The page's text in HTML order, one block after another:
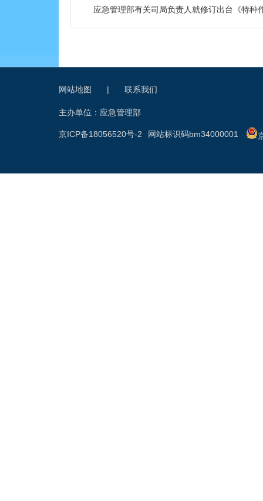
应急管理部有关司局负责人就修订出台《特
网站地图 | 联系我们
主办单位：应急管理部
网站标识码bm34000001
京ICP备18056520号-2